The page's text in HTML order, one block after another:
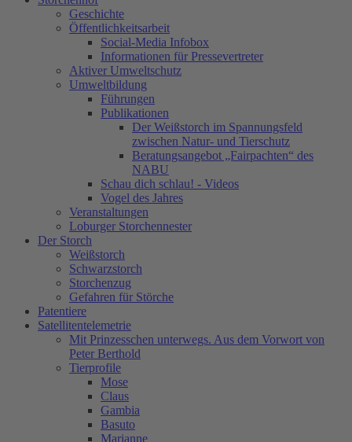
Geschichte
Öffentlichkeitsarbeit
Social-Media Infobox
Informationen für Pressevertreter
Aktiver Umweltschutz
Umweltbildung
Führungen
Publikationen
Der Weißstorch im Spannungsfeld
zwischen Natur- und Tierschutz
Beratungsangebot „Fairpachten“ des
NABU
Schau dich schlau! - Videos
Vogel des Jahres
Veranstaltungen
Loburger Storchennester
Der Storch
Weißstorch
Schwarzstorch
Storchenzug
Gefahren für Störche
Patentiere
Satellitentelemetrie
Mit Prinzesschen unterwegs. Aus dem Vorwort von
Peter Berthold
Tierprofile
Mose
Claus
Gambia
Basuto
Marianne